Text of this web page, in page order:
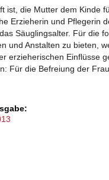
ist, die Mutter dem Kinde
Erzieherin und Pflegerin
Säuglingsalter. Für die
und Anstalten zu bieten,
erzieherischen Einflüsse
Für die Befreiung der